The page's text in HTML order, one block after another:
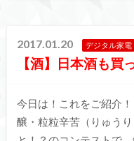
2017.01.20 デジタル家電
【酒】日本酒も買
今日は！これをご紹介
醸・粒粒辛苦（りゅう